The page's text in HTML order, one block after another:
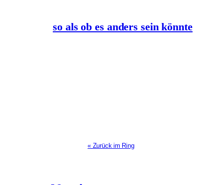
so als ob es anders sein könnte
« Zurück im Ring